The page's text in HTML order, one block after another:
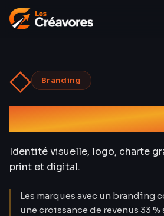
◇ Branding
Graphisme &
Identité visuelle, logo, charte
print et digital.
Les marques avec un branding
une croissance de revenus 33